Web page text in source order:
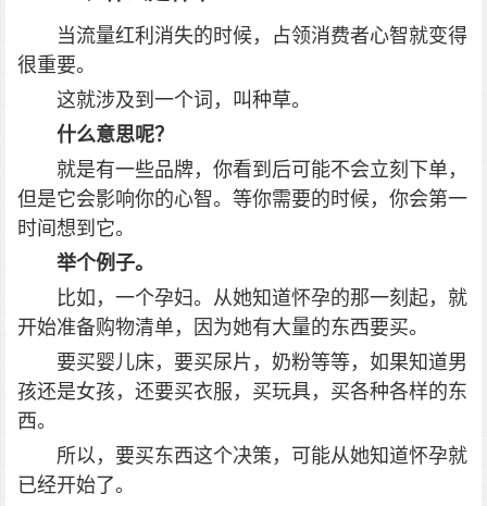
当流量红利消失的时候，占领消费者心智就变得
很重要。
这就涉及到一个词，叫种草。
什么意思呢？
就是有一些品牌，你看到后可能不会立刻下单，
但是它会影响你的心智。等你需要的时候，你会第一
时间想到它。
举个例子。
比如，一个孕妇。从她知道怀孕的那一刻起，就
开始准备购物清单，因为她有大量的东西要买。
要买婴儿床，要买尿片，奶粉等等，如果知道男
孩还是女孩，还要买衣服，买玩具，买各种各样的东
西。
所以，要买东西这个决策，可能从她知道怀孕就
已经开始了。